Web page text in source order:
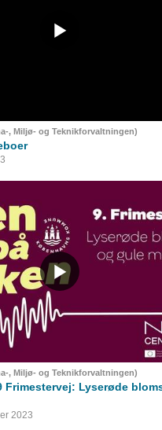
, Miljø- og Teknikforvaltningen)
, Miljø- og Teknikforvaltningen)
Frimestervej: Lyserøde
2023